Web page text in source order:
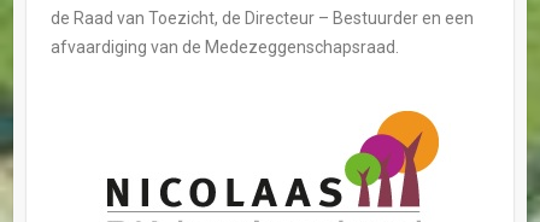
de Raad van Toezicht, de Directeur – Bestuurder en een
afvaardiging van de Medezeggenschapsraad.